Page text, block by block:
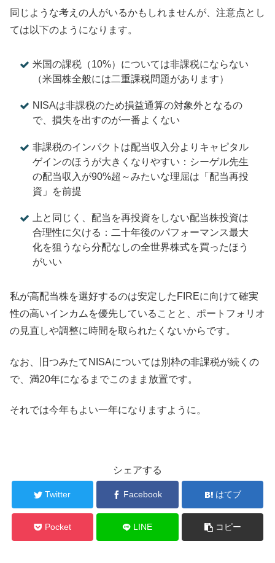
同じような考えの人がいるかもしれませんが、注意点とし
ては以下のようになります。
米国の課税（10%）については非課税にならない
（米国株全般には二重課税問題があります）
NISAは非課税のため損益通算の対象外となるの
で、損失を出すのが一番よくない
非課税のインパクトは配当収入分よりキャピタル
ゲインのほうが大きくなりやすい：シーゲル先生
の配当収入が90%超～みたいな理屈は「配当再投
資」を前提
上と同じく、配当を再投資をしない配当株投資は
合理性に欠ける：二十年後のパフォーマンス最大
化を狙うなら分配なしの全世界株式を買ったほう
がいい
私が高配当株を選好するのは安定したFIREに向けて確実
性の高いインカムを優先していることと、ポートフォリオ
の見直しや調整に時間を取られたくないからです。
なお、旧つみたてNISAについては別枠の非課税が続くの
で、満20年になるまでこのまま放置です。
それでは今年もよい一年になりますように。
シェアする
Twitter Facebook はてブ
Pocket LINE コピー